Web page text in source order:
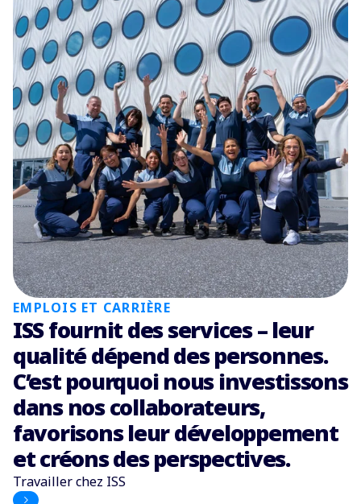
EMPLOIS ET CARRIÈRE
ISS fournit des services – leur
qualité dépend des personnes.
C’est pourquoi nous investissons
dans nos collaborateurs,
favorisons leur développement
et créons des perspectives.
Travailler chez ISS